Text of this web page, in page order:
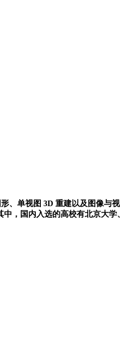
单视图 3D 重建以及图像与
，国内入选的高校有北京大学